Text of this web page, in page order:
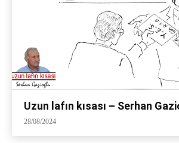
Uzun lafın kısası – Serhan
28/08/2024